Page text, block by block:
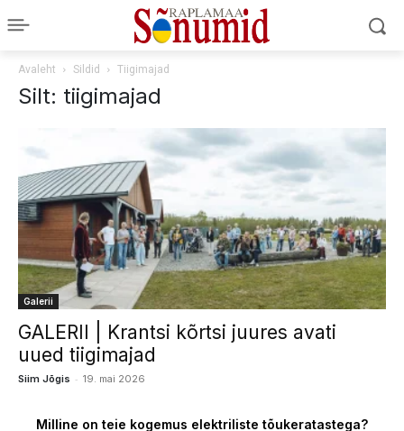
Avaleht Sildid Tiigimajad
Silt: tiigimajad
Galerii
GALERII | Krantsi kõrtsi juures avati
uued tiigimajad
Siim Jõgis - 19. mai 2026
Milline on teie kogemus elektriliste tõukeratastega?